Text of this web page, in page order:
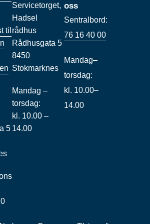
til
5
Servicetorget,
Hadsel
rådhus
Rådhusgata 5
8450
Stokmarknes
Mandag –
torsdag:
kl. 10.00 –
14.00
oss
Sentralbord:
76 16 40 00
Mandag–
torsdag:
kl. 10.00–
14.00